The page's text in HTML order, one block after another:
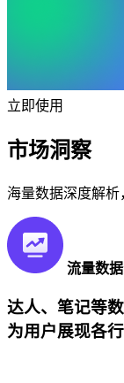
立即使用
市场洞察
海量数据深度解
流量数
达人、笔记等
为用户展现各